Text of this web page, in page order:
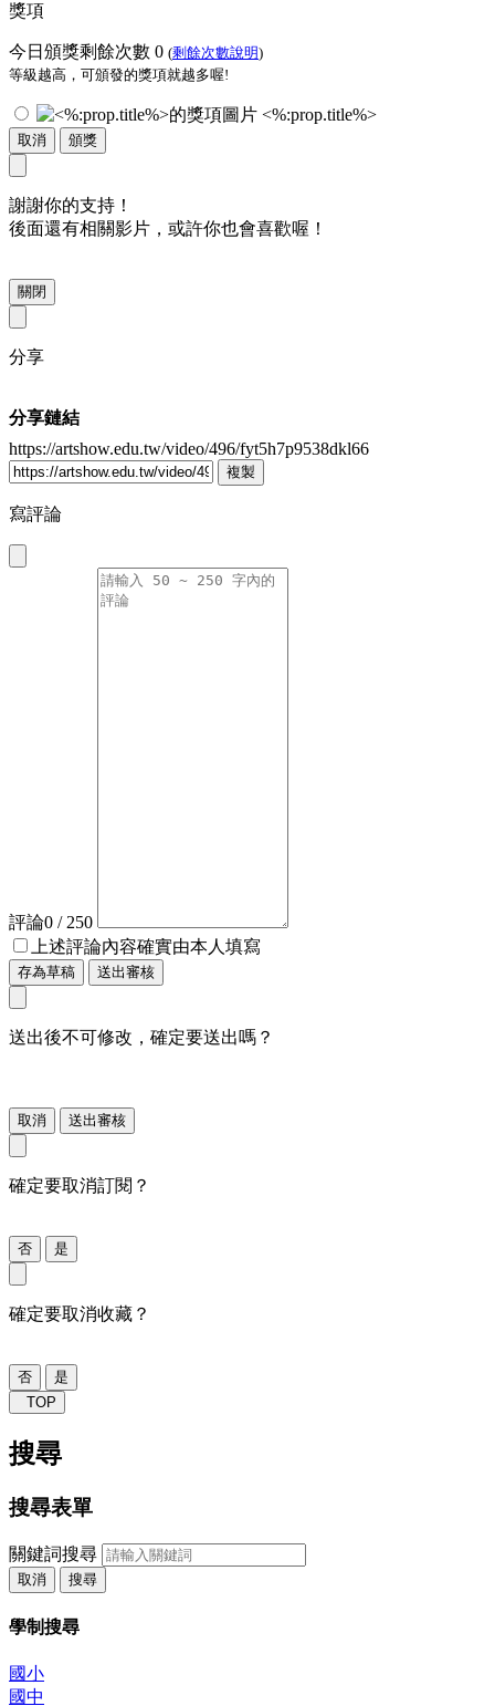
獎項
今日頒獎剩餘次數 0 (剩餘次數說明)
等級越高，可頒發的獎項就越多喔!
<%:prop.title%>
取消 頒獎
謝謝你的支持！
後面還有相關影片，或許你也會喜歡喔！
關閉
分享
分享鏈結
https://artshow.edu.tw/video/496/fyt5h7p9538dkl66
複製
寫評論
評論0 / 250
上述評論內容確實由本人填寫
存為草稿 送出審核
送出後不可修改，確定要送出嗎？
取消 送出審核
確定要取消訂閱？
否 是
確定要取消收藏？
否
是
TOP
搜尋
搜尋表單
關鍵詞搜尋
取消 搜尋
學制搜尋
國小
國中